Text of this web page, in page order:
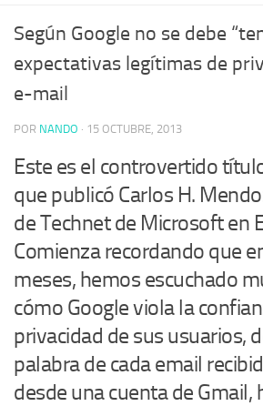
Según Google no se debe
expectativas legítimas de
e-mail
POR NANDO · 15 OCTUBRE, 2013
Este es el controvertido
que publicó Carlos H.
de Technet de Microsoft en
Comienza recordando que
meses, hemos escuchado
cómo Google viola la
privacidad de sus usuarios,
palabra de cada email
desde una cuenta de Gmail,